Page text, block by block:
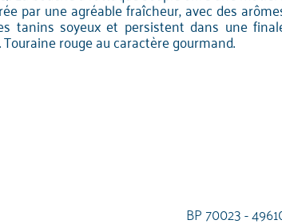
par une agréable fraîcheur, avec des
tanins soyeux et persistent dans une
rouge au caractère gourmand.
BP 70023 -